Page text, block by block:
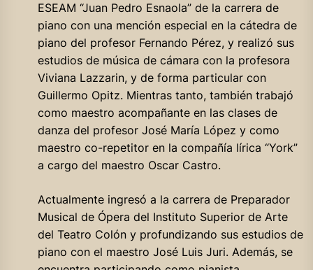
ESEAM “Juan Pedro Esnaola” de la carrera de
piano con una mención especial en la cátedra de
piano del profesor Fernando Pérez, y realizó sus
estudios de música de cámara con la profesora
Viviana Lazzarin, y de forma particular con
Guillermo Opitz. Mientras tanto, también trabajó
como maestro acompañante en las clases de
danza del profesor José María López y como
maestro co-repetitor en la compañía lírica “York”
a cargo del maestro Oscar Castro.
Actualmente ingresó a la carrera de Preparador
Musical de Ópera del Instituto Superior de Arte
del Teatro Colón y profundizando sus estudios de
piano con el maestro José Luis Juri. Además, se